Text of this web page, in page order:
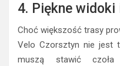
4. Piękne
Choć większość trasy
Velo Czorsztyn nie jest
muszą stawić czoła